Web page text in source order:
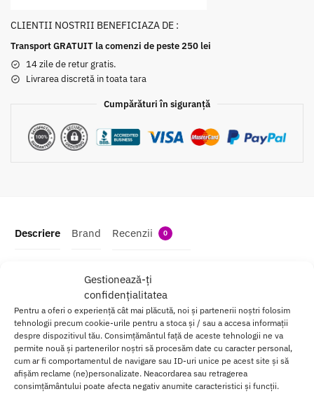
Gestionează-ți
confidențialitatea
Pentru a oferi o experiență cât mai plăcută, noi și partenerii noștri folosim
tehnologii precum cookie-urile pentru a stoca și / sau a accesa informații
despre dispozitivul tău. Consimțământul față de aceste tehnologii ne va
permite nouă și partenerilor noștri să procesăm date cu caracter personal,
cum ar fi comportamentul de navigare sau ID-uri unice pe acest site și să
afișăm reclame (ne)personalizate. Neacordarea sau retragerea
consimțământului poate afecta negativ anumite caracteristici și funcții.
CLIENTII NOSTRII BENEFICIAZA DE :
Transport GRATUIT la comenzi de peste 250 lei
14 zile de retur gratis.
Livrarea discretă in toata tara
Cumpărături în siguranță
Descriere Brand Recenzii 0
Lubrifiant si Ulei de Masaj BIOglide
Primul lubrifiant 100% natural, vegan ce combina lubrifierea
intensa cu hidratarea pielii tale.
Uleiul medicinal imbunatateste in mod vizibil lubrifierea in timpul
actului sexual si ajuta la reducerea disconfortului intim.